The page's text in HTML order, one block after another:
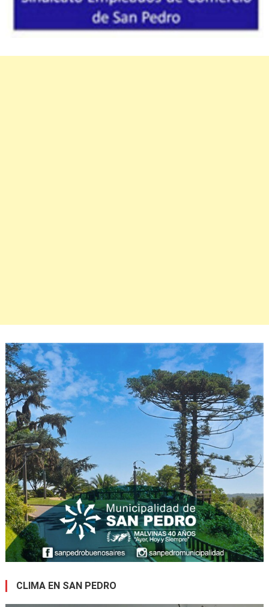
CLIMA EN SAN PEDRO